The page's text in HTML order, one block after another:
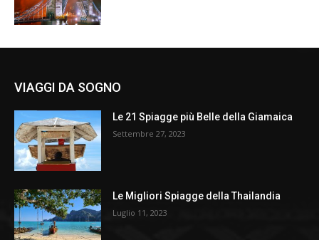
VIAGGI DA SOGNO
Le 21 Spiagge più Belle della Giamaica
Settembre 27, 2023
Le Migliori Spiagge della Thailandia
Luglio 11, 2023